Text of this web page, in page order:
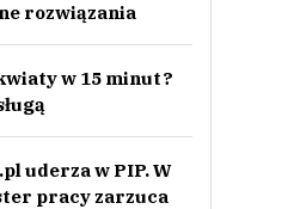
rozwiązania
w 15 minut?
uderza w PIP. W
pracy zarzuca